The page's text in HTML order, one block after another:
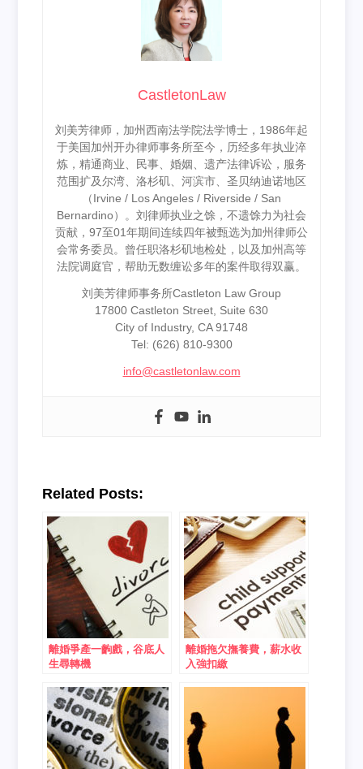
CastletonLaw
刘美芳律师，加州西南法学院法学博士，1986年起
于美国加州开办律师事务所至今，历经多年执业淬
炼，精通商业、民事、婚姻、遗产法律诉讼，服务
范围扩及尔湾、洛杉矶、河滨市、圣贝纳迪诺地区
（Irvine / Los Angeles / Riverside / San
Bernardino）。刘律师执业之馀，不遗馀力为社会
贡献，97至01年期间连续四年被甄选为加州律师公
会常务委员。曾任职洛杉矶地检处，以及加州高等
法院调庭官，帮助无数缠讼多年的案件取得双赢。
刘美芳律师事务所Castleton Law Group
17800 Castleton Street, Suite 630
City of Industry, CA 91748
Tel: (626) 810-9300
info@castletonlaw.com
Related Posts:
離婚爭產一齣戲，谷底人
生尋轉機
離婚拖欠撫養費，薪水收
入強扣繳